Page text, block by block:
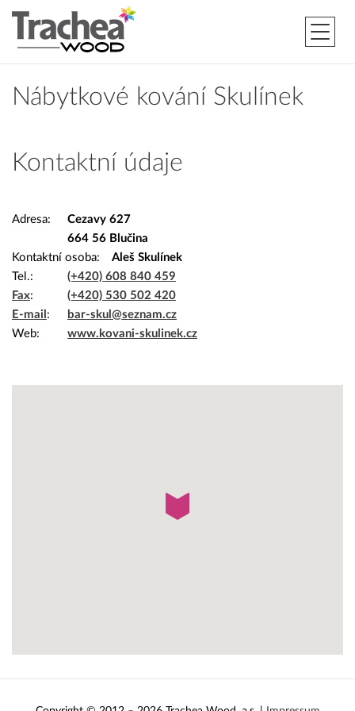
Nábytkové kování Skulínek
Kontaktní údaje
Adresa
Cezavy 627
664 56 Blučina
Kontaktní osoba
Aleš Skulínek
Tel.
(+420) 608 840 459
Fax
(+420) 530 502 420
E-mail
bar-skul@seznam.cz
Web
www.kovani-skulinek.cz